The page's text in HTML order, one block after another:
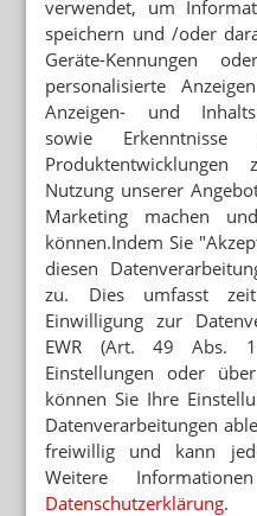
verwendet, um
speichern und /oder
Geräte-Kennungen
personalisierte
Anzeigen- und
sowie
Nutzung unserer
Marketing machen
können.Indem Sie
diesen
zu. Dies umfasst
Einwilligung zur
EWR (Art. 49 Abs.
Einstellungen oder
können Sie Ihre
Datenverarbeitungen
freiwillig und kann
Weitere
Datenschutzerklärung.
Nobelpreis soll
überzeugen
Mehr zum Thema
MUSKELVERLUST STATT
Abnehmspritze:
RUND 120 WEITERE FÄLLE
Verurteilter Pfleger:
KÜRZUNGEN FÜR
Rente, Pflege, Wahlen:
Mehr aus Ressort
„AUFFÄLLIG HÖHERE
Corona: Sommerwelle ist da